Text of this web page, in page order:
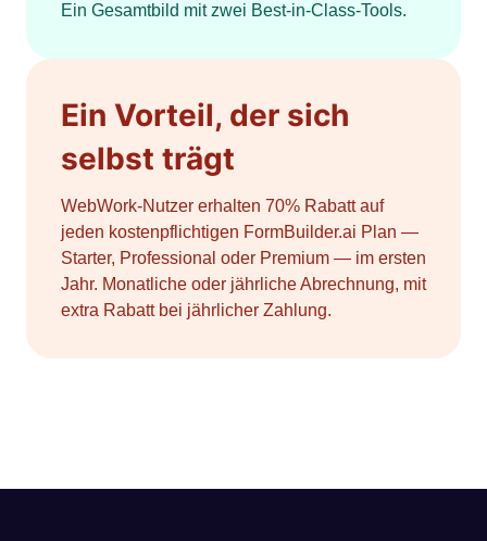
Ein Gesamtbild mit zwei Best-in-Class-Tools.
Ein Vorteil, der sich
selbst trägt
WebWork-Nutzer erhalten 70% Rabatt auf
jeden kostenpflichtigen FormBuilder.ai Plan —
Starter, Professional oder Premium — im ersten
Jahr. Monatliche oder jährliche Abrechnung, mit
extra Rabatt bei jährlicher Zahlung.